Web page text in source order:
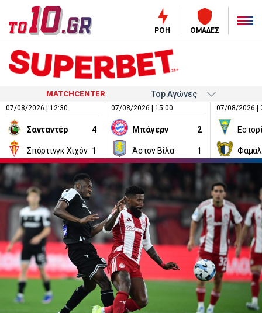
ΡΟΗ ΟΜΑΔΕΣ
MATCHCENTER
07/08/2026 | 12:30
Σανταντέρ 4
Σπόρτινγκ Χιχόν 1
07/08/2026 | 15:00
Μπάγερν 2
Άστον Βίλα 1
07/08/2026 |